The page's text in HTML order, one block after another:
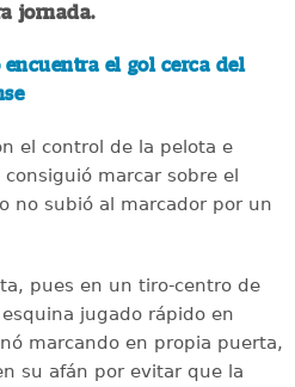
jornada.
encuentra el gol cerca del
el control de la pelota e
marcar sobre el
no subió al marcador por un
pues en un tiro-centro de
jugado rápido en
marcando en propia puerta,
su afán por evitar que la